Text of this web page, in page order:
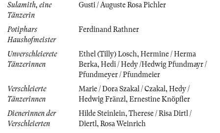
Sulamith, eine
Tänzerin
Gusti / Auguste Rosa Pichler
Potiphars
Haushofmeister
Ferdinand Rathner
Unverschleierete
Tänzerinnen
Ethel (Tilly) Losch, Hermine / Herma
Berka, Hedi / Hedy /Hedwig Pfundmayr /
Pfundmeyer / Pfundmeier
Verschleierte
Tänzerinnen
Marie / Dora Szakal / Czakal , Hedy /
Hedwig Fränzl , Ernestine Knöpfler
Dienerinnen der
Verschleierten
Hilde Steinlein, Therese / Risa Dirtl /
Diertl , Rosa Weinrich